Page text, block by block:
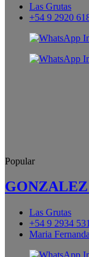
Las Grutas
+54 9 2920
Popular
Las Grutas
+54 9 2934
Maria